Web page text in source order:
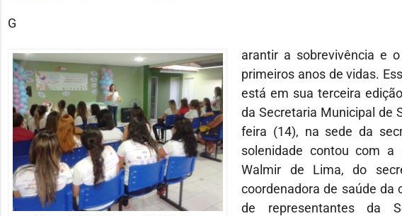
G
arantir a sobrevivência e
primeiros anos de vidas.
está em sua terceira
da Secretaria Municipal de
feira (14), na sede da
solenidade contou com a
Walmir de Lima, do
coordenadora de saúde da
de representantes da